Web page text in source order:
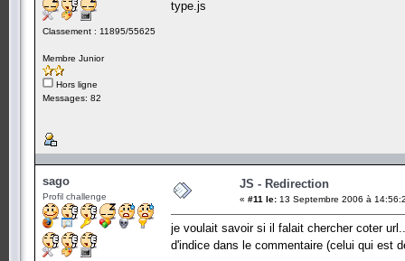
Classement : 11895/55625
Membre Junior
Hors ligne
Messages: 82
type.js
sago
Profil challenge
JS - Redirection
« #11 le: 13 Septembre 2006 à
je voulait savoir si il falait chercher coter
d'indice dans le commentaire (celui qui est